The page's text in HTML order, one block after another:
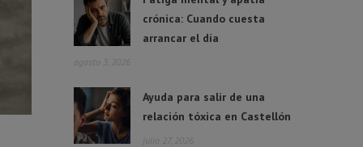
crónica: Cuando cuesta
arrancar el día
agosto 3, 2026
Ayuda para salir de una
relación tóxica en Castellón
julio 27, 2026